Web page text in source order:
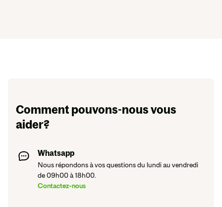
Comment pouvons-nous vous
aider?
Whatsapp
Nous répondons à vos questions du lundi au vendredi
de 09h00 à 18h00.
Contactez-nous